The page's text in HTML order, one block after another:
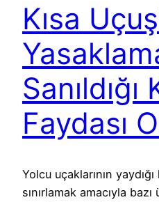
Kısa
Sanıldığı
Faydası
Yolcu uçaklarının
sınırlamak amacıyla